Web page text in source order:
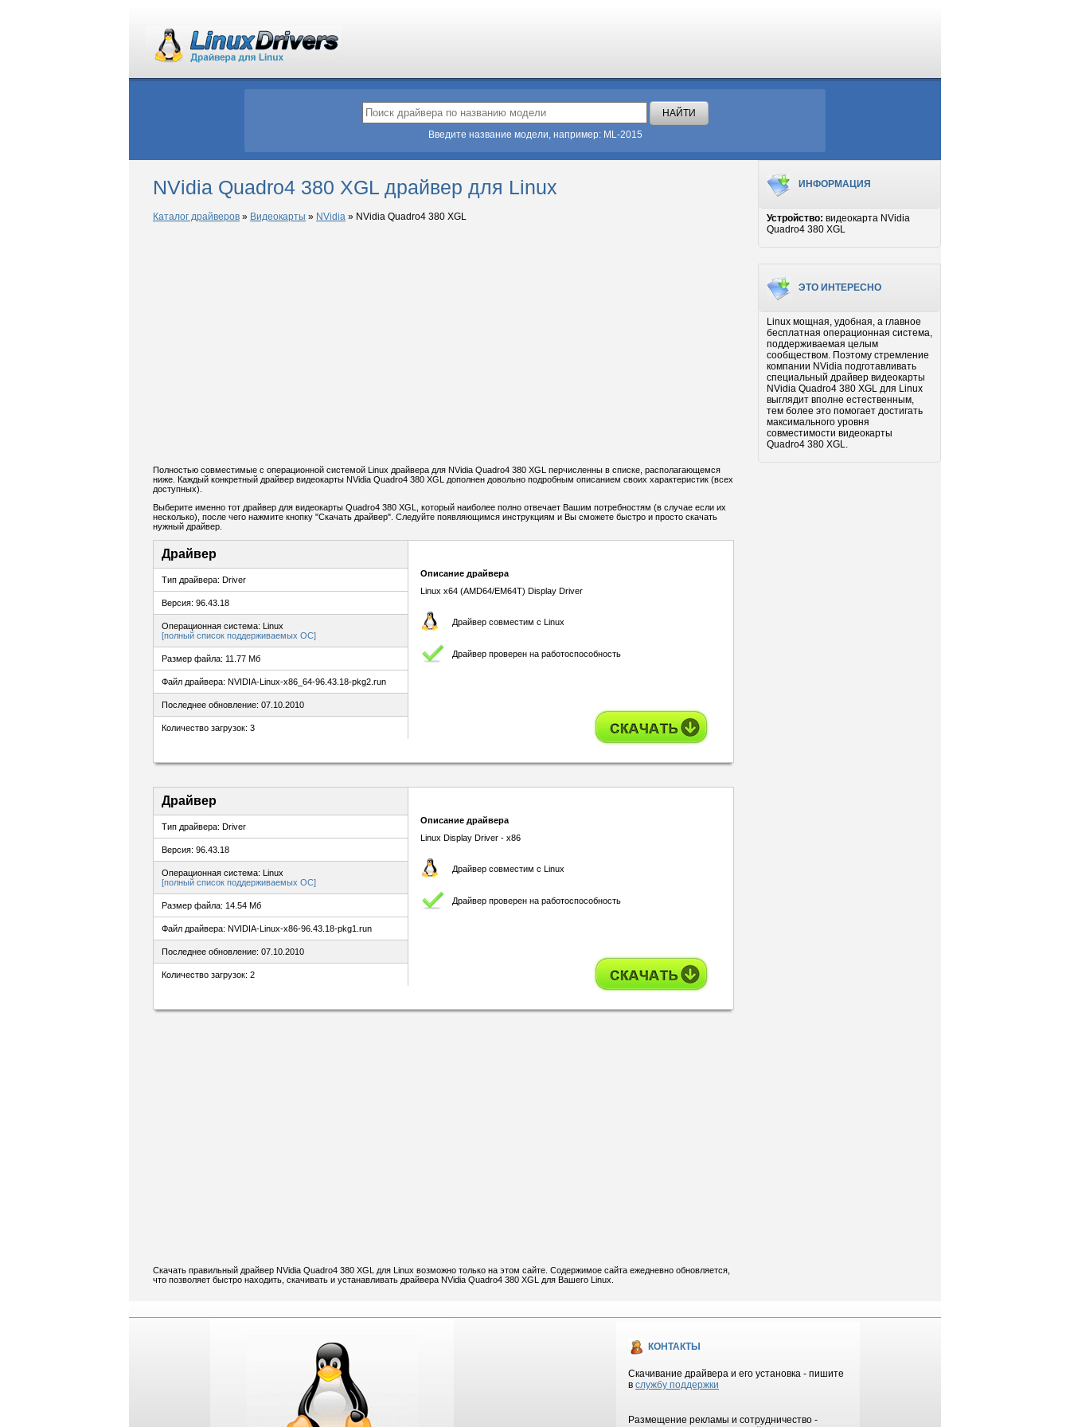
Введите название модели, например: ML-2015
NVidia Quadro4 380 XGL драйвер для Linux
Каталог драйверов » Видеокарты » NVidia » NVidia Quadro4 380 XGL
Полностью совместимые с операционной системой Linux драйвера для NVidia Quadro4 380 XGL перчисленны в списке, располагающемся
ниже. Каждый конкретный драйвер видеокарты NVidia Quadro4 380 XGL дополнен довольно подробным описанием своих характеристик (всех
доступных).
Выберите именно тот драйвер для видеокарты Quadro4 380 XGL, который наиболее полно отвечает Вашим потребностям (в случае если их
несколько), после чего нажмите кнопку "Скачать драйвер". Следуйте появляющимся инструкциям и Вы сможете быстро и просто скачать
нужный драйвер.
Драйвер
Тип драйвера: Driver
Версия: 96.43.18
Операционная система: Linux
[полный список поддерживаемых ОС]
Размер файла: 11.77 Мб
Файл драйвера: NVIDIA-Linux-x86_64-96.43.18-pkg2.run
Последнее обновление: 07.10.2010
Количество загрузок: 3
Описание драйвера
Linux x64 (AMD64/EM64T) Display Driver
Драйвер совместим с Linux
Драйвер проверен на работоспособность
Драйвер
Тип драйвера: Driver
Версия: 96.43.18
Операционная система: Linux
[полный список поддерживаемых ОС]
Размер файла: 14.54 Мб
Файл драйвера: NVIDIA-Linux-x86-96.43.18-pkg1.run
Последнее обновление: 07.10.2010
Количество загрузок: 2
Описание драйвера
Linux Display Driver - x86
Драйвер совместим с Linux
Драйвер проверен на работоспособность
Скачать правильный драйвер NVidia Quadro4 380 XGL для Linux возможно только на этом сайте. Содержимое сайта ежедневно обновляется,
что позволяет быстро находить, скачивать и устанавливать драйвера NVidia Quadro4 380 XGL для Вашего Linux.
ИНФОРМАЦИЯ
Устройство: видеокарта NVidia
Quadro4 380 XGL
ЭТО ИНТЕРЕСНО
Linux мощная, удобная, а главное
бесплатная операционная система,
поддерживаемая целым
сообществом. Поэтому стремление
компании NVidia подготавливать
специальный драйвер видеокарты
NVidia Quadro4 380 XGL для Linux
выглядит вполне естественным,
тем более это помогает достигать
максимального уровня
совместимости видеокарты
Quadro4 380 XGL.
КОНТАКТЫ
Скачивание драйвера и его установка - пишите
в службу поддержки
Размещение рекламы и сотрудничество -